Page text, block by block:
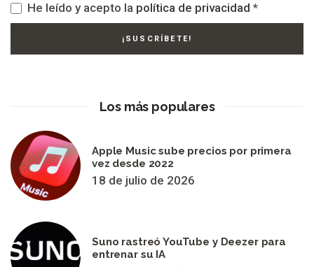
He leído y acepto la política de privacidad *
Los más populares
Apple Music sube precios por primera
vez desde 2022
18 de julio de 2026
Suno rastreó YouTube y Deezer para
entrenar su IA